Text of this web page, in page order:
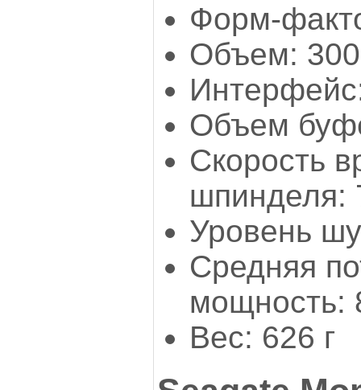
Форм-
Объем:
Объем
Скорость
шпинделя:
Уровень
Средняя
мощность:
Вес: 626 г